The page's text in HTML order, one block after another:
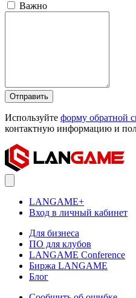
Важно
Отправить
Используйте форму обратной
контактную информацию и
LANGAME+
Вход в личный кабинет
Для бизнеса
ПО для клубов
LANGAME Conference
Биржа LANGAME
Блог